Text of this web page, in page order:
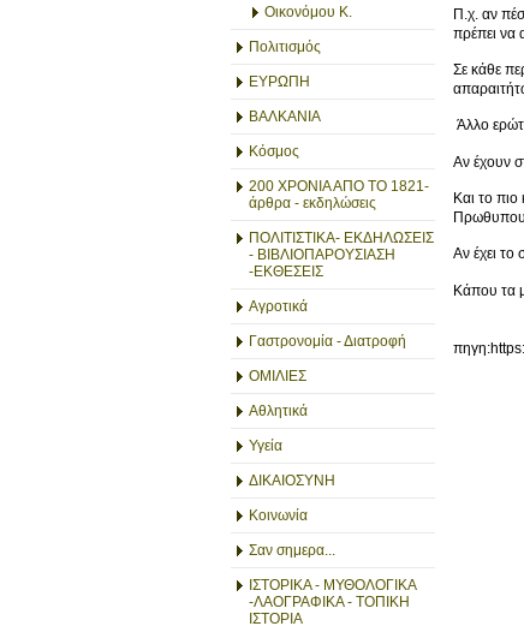
Οικονόμου Κ.
Πολιτισμός
ΕΥΡΩΠΗ
ΒΑΛΚΑΝΙΑ
Κόσμος
200 ΧΡΟΝΙΑ ΑΠΟ ΤΟ 1821-
άρθρα - εκδηλώσεις
ΠΟΛΙΤΙΣΤΙΚΑ- ΕΚΔΗΛΩΣΕΙΣ
- ΒΙΒΛΙΟΠΑΡΟΥΣΙΑΣΗ
-ΕΚΘΕΣΕΙΣ
Αγροτικά
Γαστρονομία - Διατροφή
ΟΜΙΛΙΕΣ
Αθλητικά
Υγεία
ΔΙΚΑΙΟΣΥΝΗ
Κοινωνία
Σαν σημερα...
ΙΣΤΟΡΙΚΑ - ΜΥΘΟΛΟΓΙΚΑ
-ΛΑΟΓΡΑΦΙΚΑ - ΤΟΠΙΚΗ
ΙΣΤΟΡΙΑ
Π.χ. αν
πρέπει
Σε κάθε
Άλλο
Αν έχουν
Και το
Αν έχει το
Κάπου τα